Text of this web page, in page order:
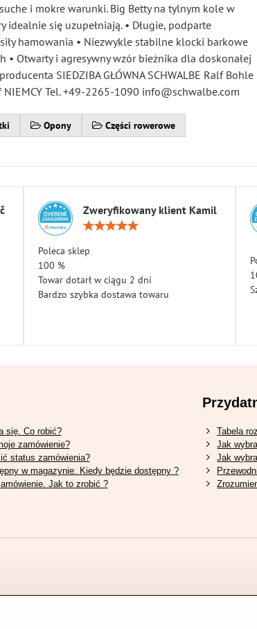
i mokre warunki. Big Betty na tylnym kole w
idealnie się uzupełniają. • Długie, podparte
hamowania • Niezwykle stabilne klocki barkowe
• Otwarty i agresywny wzór bieżnika dla doskonałej
SIEDZIBA GŁÓWNA SCHWALBE Ralf Bohle
Tel. +49-2265-1090 info@schwalbe.com
Opony Części rowerowe
Zweryfikowany klient Kamil
Poleca sklep
100 %
Towar dotarł w ciągu 2 dni
Bardzo szybka dostawa towaru
się. Co robić?
zamówienie?
status zamówienia?
w magazynie. Kiedy będzie dostępny ?
Jak to zrobić ?
Tabela
Jak
Jak